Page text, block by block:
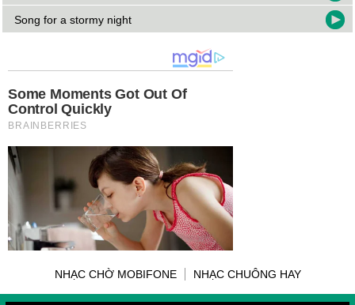
Song for a stormy night
NHẠC CHỜ MOBIFONE NHẠC CHUÔNG HAY